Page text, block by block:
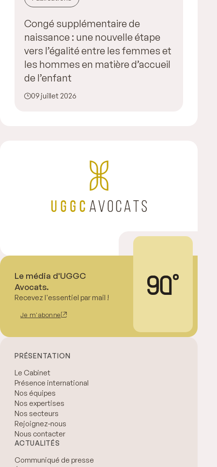
Congé supplémentaire de
naissance : une nouvelle étape
vers l’égalité entre les femmes et
les hommes en matière d’accueil
de l’enfant
09 juillet 2026
Le média d'UGGC
Avocats.
Recevez l'essentiel par mail !
Je m'abonne
PRÉSENTATION
Le Cabinet
Présence international
Nos équipes
Nos expertises
Nos secteurs
Rejoignez-nous
Nous contacter
ACTUALITÉS
Communiqué de presse